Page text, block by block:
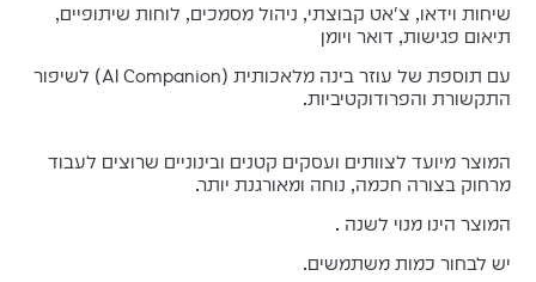
שיחות וידאו, צ'אט קבוצתי, ניהול מסמכים, לוחות שיתופיים,
תיאום פגישות, דואר ויומן
עם תוספת של עוזר בינה מלאכותית (AI Companion) לשיפור
התקשורת והפרודוקטיביות.
המוצר מיועד לצוותים ועסקים קטנים ובינוניים שרוצים לעבוד
מרחוק בצורה חכמה, נוחה ומאורגנת יותר.
המוצר הינו מנוי לשנה .
יש לבחור כמות משתמשים.